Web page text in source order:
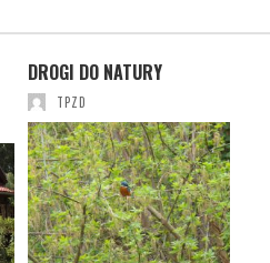
DROGI DO NATURY
TPZD